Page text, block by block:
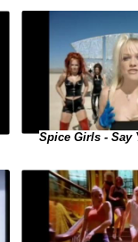
Spice Girls - Say